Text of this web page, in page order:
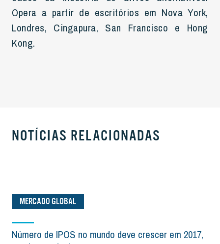
Opera a partir de escritórios em Nova York,
Londres, Cingapura, San Francisco e Hong
Kong.
NOTÍCIAS RELACIONADAS
MERCADO GLOBAL
Número de IPOS no mundo deve crescer em 2017,